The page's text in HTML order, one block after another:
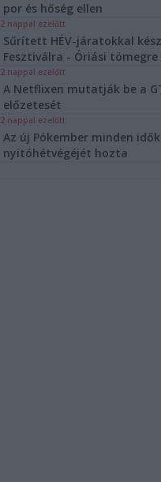
por és hőség ellen
2 nappal ezelőtt
Sűrített HÉV-járatokkal
Fesztiválra - Óriási
2 nappal ezelőtt
A Netflixen mutatják be a
előzetesét
2 nappal ezelőtt
Az új Pókember minden
nyitóhétvégéjét hozta